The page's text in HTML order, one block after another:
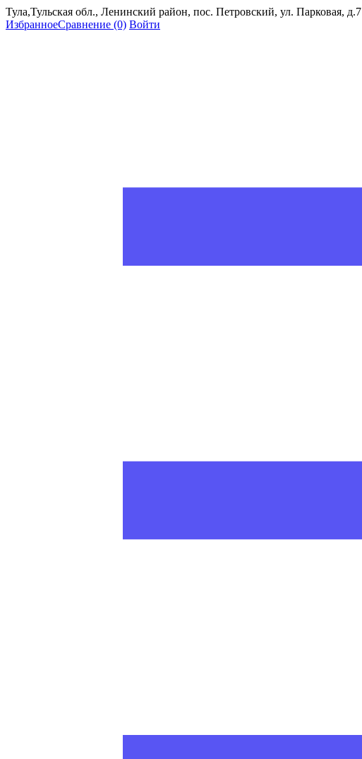
Тула,Тульская обл., Ленинский район, пос. Петровский, ул. Парковая, д.7
ИзбранноеСравнение (0) Войти